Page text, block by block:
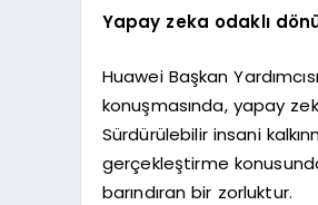
Yapay zeka odaklı
Huawei Başkan
konuşmasında, yapay
Sürdürülebilir insani
gerçekleştirme
barındıran bir zorluktur.